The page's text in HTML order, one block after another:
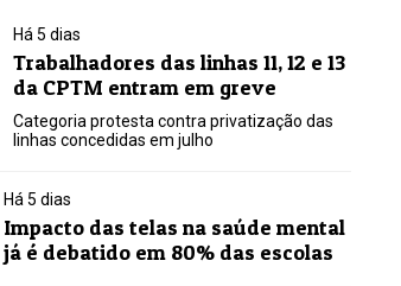
Há 5 dias
Trabalhadores das linhas 11, 12 e 13
da CPTM entram em greve
Categoria protesta contra privatização das
linhas concedidas em julho
Há 5 dias
Impacto das telas na saúde mental
já é debatido em 80% das escolas